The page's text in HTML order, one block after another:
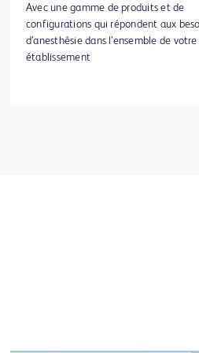
Avec une gamme de produits et de
configurations qui répondent aux
d’anesthésie dans l’ensemble de votre
établissement